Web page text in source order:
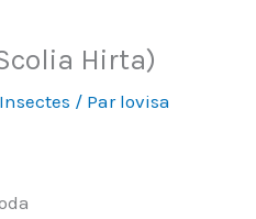
Hirta)
Insectes / Par lovisa